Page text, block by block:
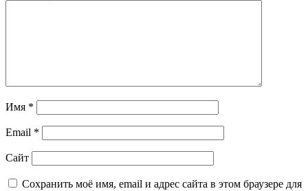
Имя *
Email *
Сайт
Сохранить моё имя, email и адрес сайта в этом браузере для